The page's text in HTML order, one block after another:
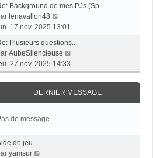
s
a
g
m
e
s
s
a
g
e
d
e
r
i
e
r
e
a
r
l
e
d
e
r
n
i
e
r
m
Background de mes PJs (Sp…
lenavallon48
o
r
l
e
e
17 nov. 2025 13:01
Plusieurs questions...
AubeSilencieuse
i
r
l
e
27 nov. 2025 14:33
DERNIER MESSAGE
de message
de jeu
yamsur